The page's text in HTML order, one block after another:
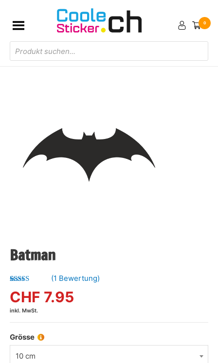
Products
search
0
Batman
5.00 von 5,
basierend
auf
(1 Bewertung)
CHF 7.95
inkl. MwSt.
Grösse
10 cm